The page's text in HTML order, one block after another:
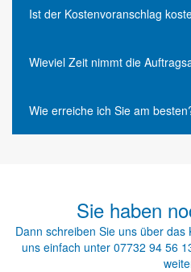
Ist der Kostenvoranschlag
Wieviel Zeit nimmt die
Wie erreiche ich Sie am
Sie haben
Dann schreiben Sie uns über das
uns einfach unter 07732 94 56